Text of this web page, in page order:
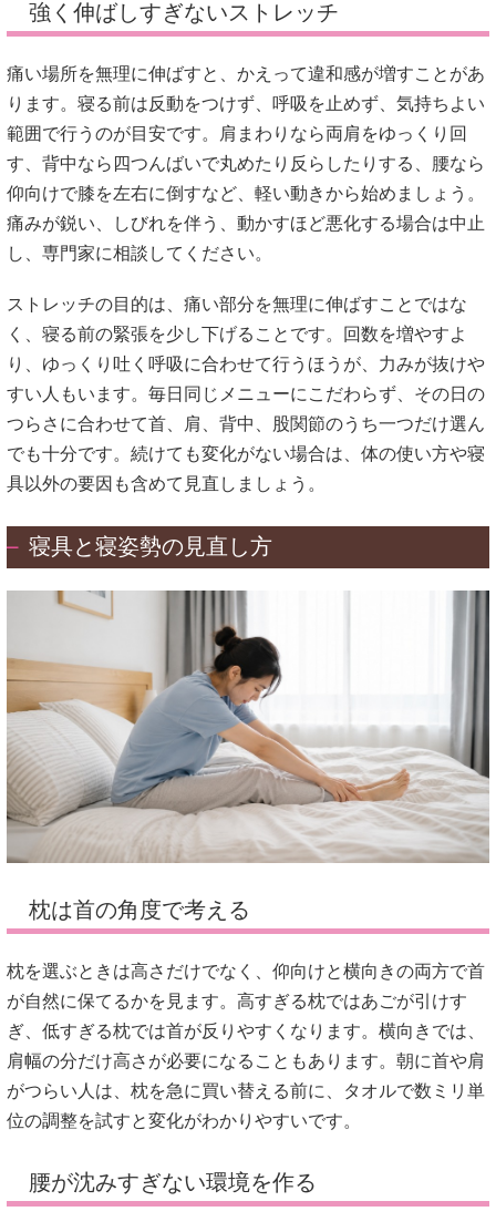
強く伸ばしすぎないストレッチ
痛い場所を無理に伸ばすと、かえって違和感が増すことがあ
ります。寝る前は反動をつけず、呼吸を止めず、気持ちよい
範囲で行うのが目安です。肩まわりなら両肩をゆっくり回
す、背中なら四つんばいで丸めたり反らしたりする、腰なら
仰向けで膝を左右に倒すなど、軽い動きから始めましょう。
痛みが鋭い、しびれを伴う、動かすほど悪化する場合は中止
し、専門家に相談してください。
ストレッチの目的は、痛い部分を無理に伸ばすことではな
く、寝る前の緊張を少し下げることです。回数を増やすよ
り、ゆっくり吐く呼吸に合わせて行うほうが、力みが抜けや
すい人もいます。毎日同じメニューにこだわらず、その日の
つらさに合わせて首、肩、背中、股関節のうち一つだけ選ん
でも十分です。続けても変化がない場合は、体の使い方や寝
具以外の要因も含めて見直しましょう。
寝具と寝姿勢の見直し方
枕は首の角度で考える
枕を選ぶときは高さだけでなく、仰向けと横向きの両方で首
が自然に保てるかを見ます。高すぎる枕ではあごが引けす
ぎ、低すぎる枕では首が反りやすくなります。横向きでは、
肩幅の分だけ高さが必要になることもあります。朝に首や肩
がつらい人は、枕を急に買い替える前に、タオルで数ミリ単
位の調整を試すと変化がわかりやすいです。
腰が沈みすぎない環境を作る